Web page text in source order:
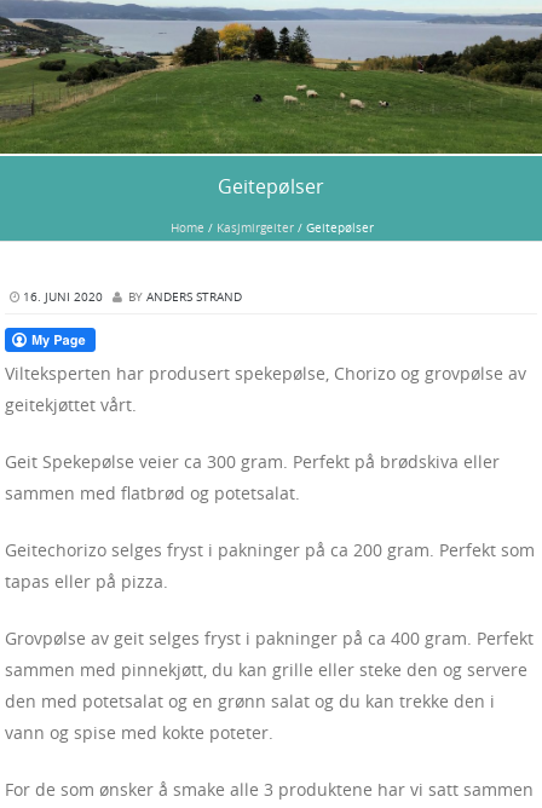
Geitepølser
Home / Kasjmirgeiter/ Geitepølser
16. JUNI 2020 BY ANDERS STRAND
Vilteksperten har produsert spekepølse, Chorizo og grovpølse av
geitekjøttet vårt.
Geit Spekepølse veier ca 300 gram. Perfekt på brødskiva eller
sammen med flatbrød og potetsalat.
Geitechorizo selges fryst i pakninger på ca 200 gram. Perfekt som
tapas eller på pizza.
Grovpølse av geit selges fryst i pakninger på ca 400 gram. Perfekt
sammen med pinnekjøtt, du kan grille eller steke den og servere
den med potetsalat og en grønn salat og du kan trekke den i
vann og spise med kokte poteter.
For de som ønsker å smake alle 3 produktene har vi satt sammen